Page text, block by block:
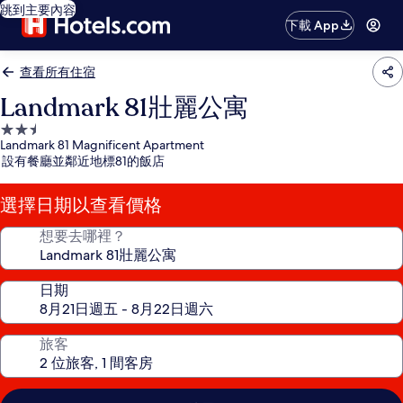
跳到主要內容
下載 App
查看所有住宿
Landmark 81壯麗公寓
2.5
星
級
住
宿
Landmark 81 Magnificent Apartment
設有餐廳並鄰近地標81的飯店
選擇日期以查看價格
想要去哪裡？
日期
旅客